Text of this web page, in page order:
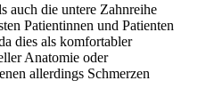
auch die untere Zahnreihe
Patientinnen und Patienten
dies als komfortabler
Anatomie oder
allerdings Schmerzen